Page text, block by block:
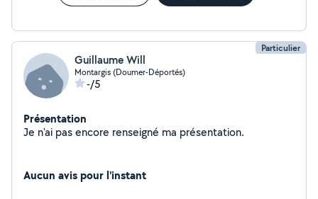
Particulier
Guillaume Will
Montargis (Doumer-Déportés)
-/5
Présentation
Je n'ai pas encore renseigné ma présentation.
Aucun avis pour l'instant